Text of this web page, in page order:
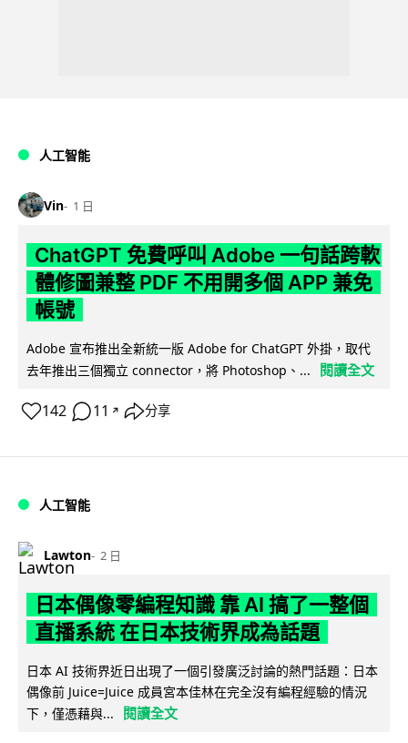
人工智能
Vin 1 日
ChatGPT 免費呼叫 Adobe 一句話跨軟
體修圖兼整 PDF 不用開多個 APP 兼免
帳號
Adobe 宣布推出全新統一版 Adobe for ChatGPT 外掛，取代
去年推出三個獨立 connector，將 Photoshop、...
閱讀全文
142 11 ↗ 分享
人工智能
Lawton 2 日
日本偶像零編程知識 靠 AI 搞了一整個
直播系統 在日本技術界成為話題
日本 AI 技術界近日出現了一個引發廣泛討論的熱門話題：日本
偶像前 Juice=Juice 成員宮本佳林在完全沒有編程經驗的情況
下，僅憑藉與...
閱讀全文